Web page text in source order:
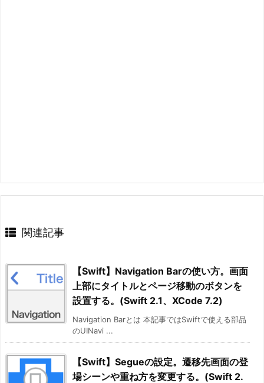
関連記事
【Swift】Navigation Barの使い方。画面
上部にタイトルとページ移動のボタンを
設置する。(Swift 2.1、XCode 7.2)
Navigation Barとは 本記事ではSwiftで使える部品
のUINavi ...
【Swift】Segueの設定。遷移先画面の登
場シーンや重ね方を変更する。(Swift 2.